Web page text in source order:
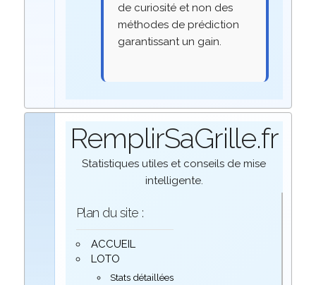
de curiosité et non des
méthodes de prédiction
garantissant un gain.
RemplirSaGrille.fr
Statistiques utiles et conseils de mise
intelligente.
Plan du site :
ACCUEIL
LOTO
Stats détaillées